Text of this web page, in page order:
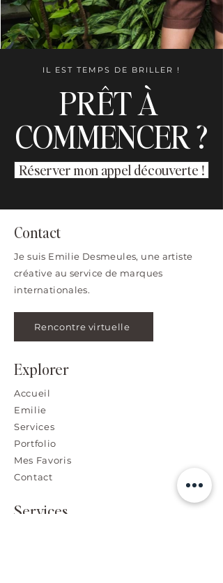
IL EST TEMPS DE BRILLER !
PRÊT À
COMMENCER ?
Réserver mon appel découverte !
Contact
Je suis Emilie Desmeules, une artiste
créative au service de marques
internationales.
Rencontre virtuelle
Explorer
Accueil
Emilie
Services
Portfolio
Mes Favoris
Contact
Services